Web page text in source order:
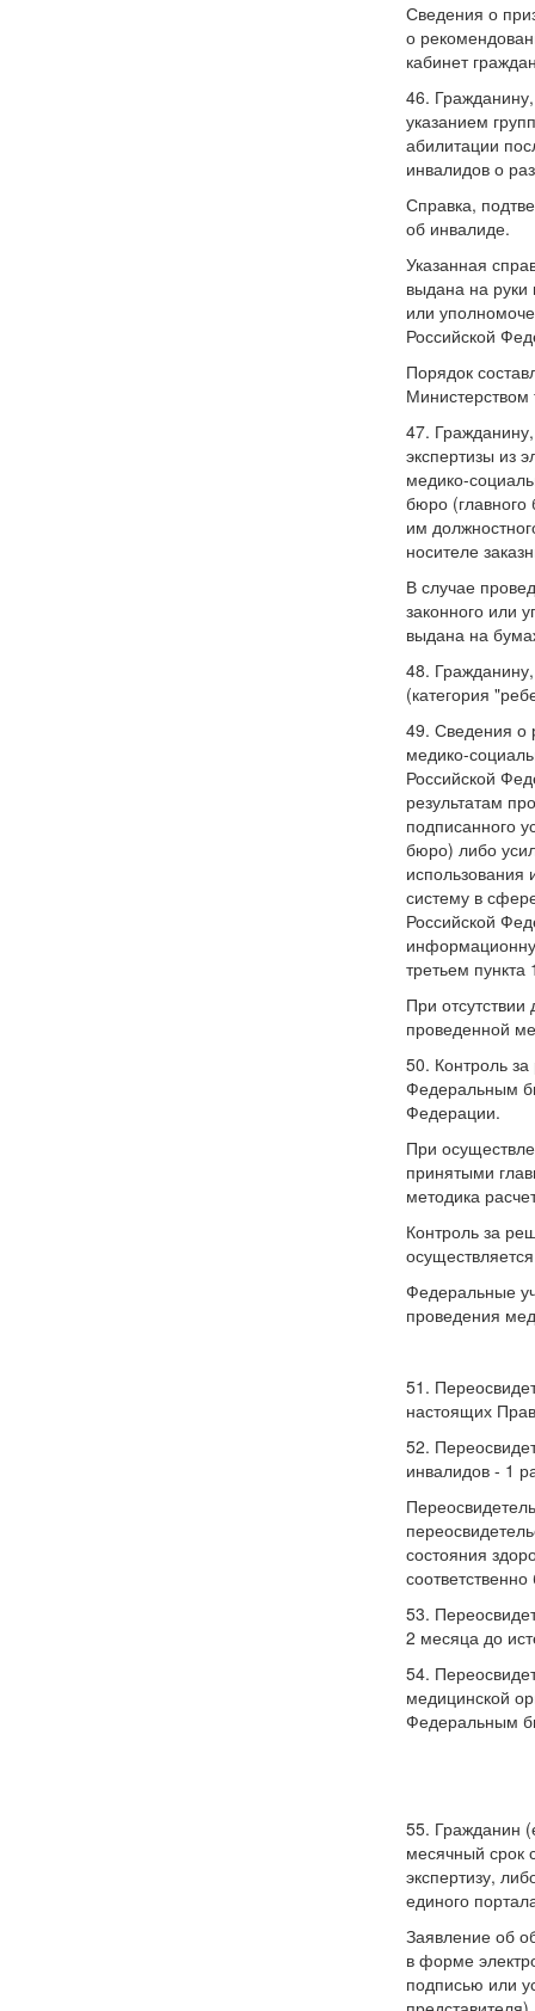
Сведения о
о
кабинет
46.
указанием
абилитации
инвалидов о
Справка,
об инвалиде.
Указанная
выдана на
или
Российской
Порядок
47.
экспертизы из
медико-
бюро
им
носителе
В случае
законного или
выдана на
48.
(категория
49. Сведения о
медико-
Российской
результатам
подписанного
бюро) либо
систему в
Российской
третьем
При
проведенной
50. Контроль
Федеральным
Федерации.
При
принятыми
методика
Контроль за
Федеральные
проведения
51.
настоящих
52.
инвалидов - 1
состояния
53.
2 месяца до
54.
медицинской
Федеральным
55. Гражданин
месячный срок
экспертизу,
единого
Заявление об
в форме
подписью или